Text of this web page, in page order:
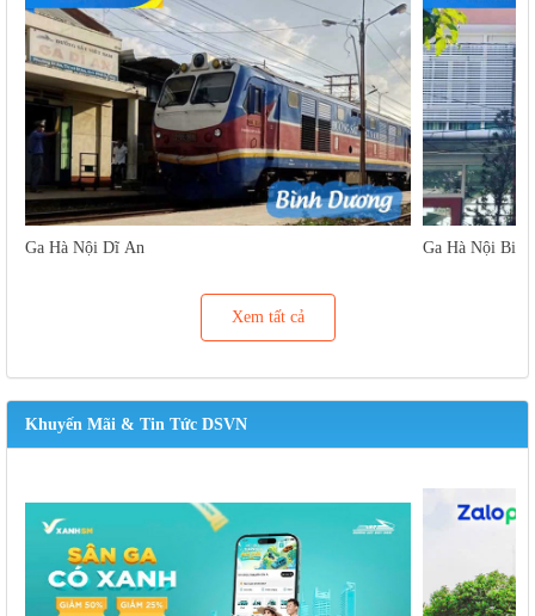
Ga Hà Nội Dĩ An Ga Hà Nội Biên
Xem tất cả
Khuyến Mãi & Tin Tức DSVN